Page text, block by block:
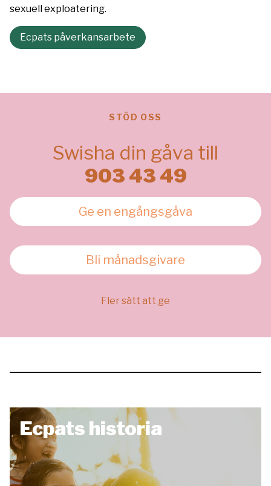
sexuell exploatering.
Ecpats påverkansarbete
STÖD OSS
Swisha din gåva till
903 43 49
Ge en engångsgåva
Bli månadsgivare
Fler sätt att ge
Ecpats historia